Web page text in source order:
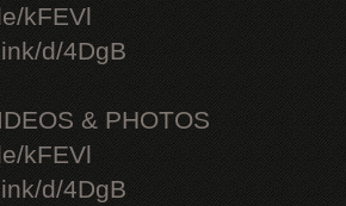
kFEVl
d/4DgB
& PHOTOS
kFEVl
d/4DgB